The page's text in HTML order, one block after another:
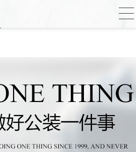
视频app,哈密瓜视频下
载安装